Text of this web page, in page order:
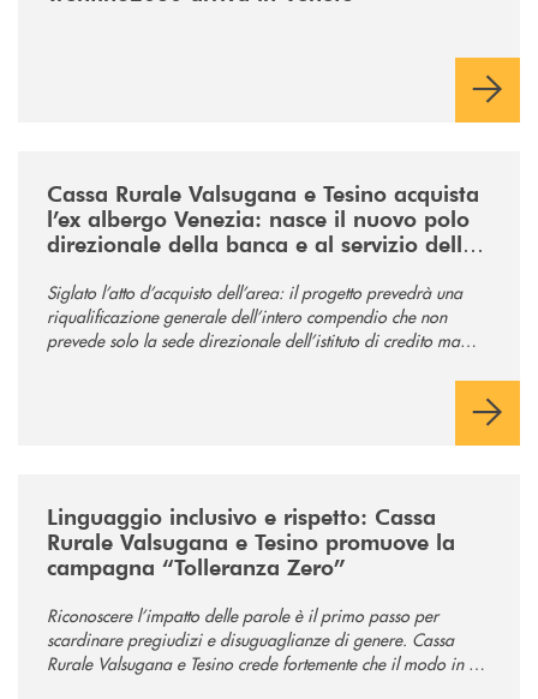
Cassa Rurale Valsugana e Tesino acquista
l’ex albergo Venezia: nasce il nuovo polo
direzionale della banca e al servizio della
Siglato l’atto d’acquisto dell’area: il progetto prevedrà una
riqualificazione generale dell’intero compendio che non
prevede solo la sede direzionale dell’istituto di credito ma
Linguaggio inclusivo e rispetto: Cassa
Rurale Valsugana e Tesino promuove la
campagna “Tolleranza Zero”
Riconoscere l’impatto delle parole è il primo passo per
scardinare pregiudizi e disuguaglianze di genere. Cassa
Rurale Valsugana e Tesino crede fortemente che il modo in cui